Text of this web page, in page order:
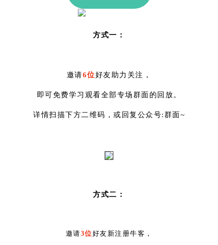
方式一：
邀请6位好友助力关注，
即可免费学习观看全部专场群面的回放。
详情扫描下方二维码，或回复公众号:群面~
方式二：
邀请3位好友新注册牛客，